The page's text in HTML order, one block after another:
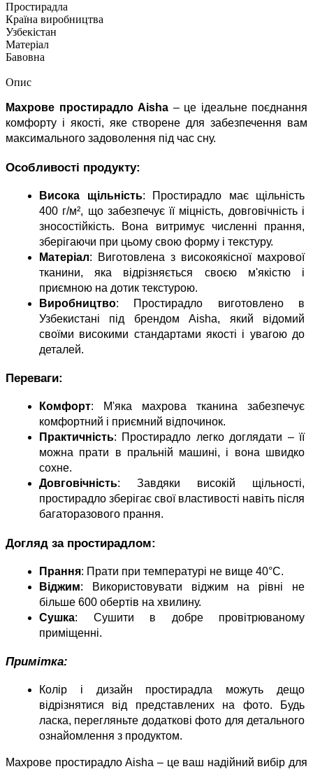
Простирадла
Країна виробництва
Узбекістан
Матеріал
Бавовна
Опис
Махрове простирадло Aisha – це ідеальне поєднання
комфорту і якості, яке створене для забезпечення вам
максимального задоволення під час сну.
Особливості продукту:
Висока щільність: Простирадло має щільність
400 г/м², що забезпечує її міцність, довговічність і
зносостійкість. Вона витримує численні прання,
зберігаючи при цьому свою форму і текстуру.
Матеріал: Виготовлена з високоякісної махрової
тканини, яка відрізняється своєю м'якістю і
приємною на дотик текстурою.
Виробництво: Простирадло виготовлено в
Узбекистані під брендом Aisha, який відомий
своїми високими стандартами якості і увагою до
деталей.
Переваги:
Комфорт: М'яка махрова тканина забезпечує
комфортний і приємний відпочинок.
Практичність: Простирадло легко доглядати – її
можна прати в пральній машині, і вона швидко
сохне.
Довговічність: Завдяки високій щільності,
простирадло зберігає свої властивості навіть після
багаторазового прання.
Догляд за простирадлом:
Прання: Прати при температурі не вище 40°C.
Віджим: Використовувати віджим на рівні не
більше 600 обертів на хвилину.
Сушка: Сушити в добре провітрюваному
приміщенні.
Примітка:
Колір і дизайн простирадла можуть дещо
відрізнятися від представлених на фото. Будь
ласка, перегляньте додаткові фото для детального
ознайомлення з продуктом.
Махрове простирадло Aisha – це ваш надійний вибір для